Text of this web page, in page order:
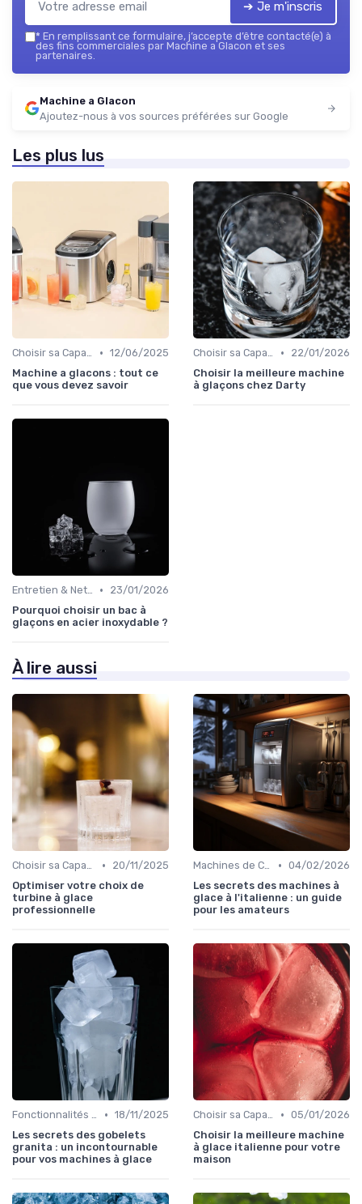
➔ Je m'inscris
* En remplissant ce formulaire, j’accepte d’être contacté(e) à
des fins commerciales par Machine a Glacon et ses
partenaires.
Machine a Glacon
Ajoutez-nous à vos sources préférées sur Google
Les plus lus
Choisir sa Capacité • 12/06/2025
Machine a glacons : tout ce
que vous devez savoir
Choisir sa Capacité •
22/01/2026
Choisir la meilleure machine
à glaçons chez Darty
Entretien & Nettoyage •
23/01/2026
Pourquoi choisir un bac à
glaçons en acier inoxydable ?
À lire aussi
Choisir sa Capacité •
20/11/2025
Optimiser votre choix de
turbine à glace
professionnelle
Machines de Comptoir • 04/02/2026
Les secrets des machines à
glace à l'italienne : un guide
pour les amateurs
Fonctionnalités Clés • 18/11/2025
Les secrets des gobelets
granita : un incontournable
pour vos machines à glace
Choisir sa Capacité • 05/01/2026
Choisir la meilleure machine
à glace italienne pour votre
maison